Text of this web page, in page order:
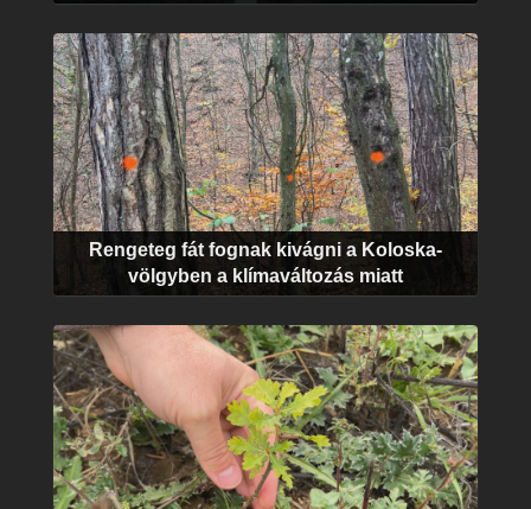
Rengeteg fát fognak kivágni a Koloska-
völgyben a klímaváltozás miatt